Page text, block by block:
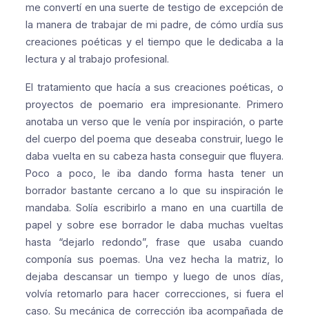
me convertí en una suerte de testigo de excepción de
la manera de trabajar de mi padre, de cómo urdía sus
creaciones poéticas y el tiempo que le dedicaba a la
lectura y al trabajo profesional.
El tratamiento que hacía a sus creaciones poéticas, o
proyectos de poemario era impresionante. Primero
anotaba un verso que le venía por inspiración, o parte
del cuerpo del poema que deseaba construir, luego le
daba vuelta en su cabeza hasta conseguir que fluyera.
Poco a poco, le iba dando forma hasta tener un
borrador bastante cercano a lo que su inspiración le
mandaba. Solía escribirlo a mano en una cuartilla de
papel y sobre ese borrador le daba muchas vueltas
hasta “dejarlo redondo”, frase que usaba cuando
componía sus poemas. Una vez hecha la matriz, lo
dejaba descansar un tiempo y luego de unos días,
volvía retomarlo para hacer correcciones, si fuera el
caso. Su mecánica de corrección iba acompañada de